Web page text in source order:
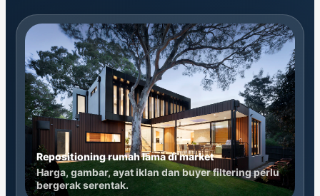
Repositioning rumah lama di market
Harga, gambar, ayat iklan dan buyer filtering perlu
bergerak serentak.